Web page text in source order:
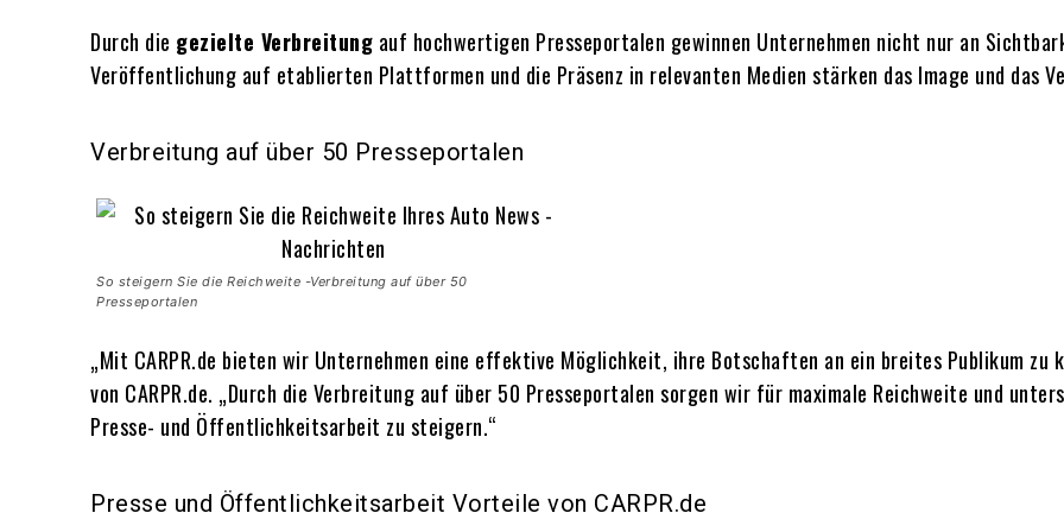
Durch die gezielte Verbreitung auf hochwertigen Presseportalen gewinnen Unternehmen nicht nur an
Veröffentlichung auf etablierten Plattformen und die Präsenz in relevanten Medien stärken das Image und das
Verbreitung auf über 50 Presseportalen
So steigern Sie die Reichweite -Verbreitung auf über 50
Presseportalen
„Mit CARPR.de bieten wir Unternehmen eine effektive Möglichkeit, ihre Botschaften an ein breites Publikum zu
von CARPR.de. „Durch die Verbreitung auf über 50 Presseportalen sorgen wir für maximale Reichweite und
Presse- und Öffentlichkeitsarbeit zu steigern.“
Presse und Öffentlichkeitsarbeit Vorteile von CARPR.de